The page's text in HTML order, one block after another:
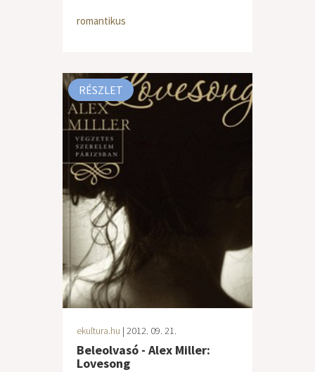
romantikus
RÉSZLET
ekultura.hu | 2012. 09. 21.
Beleolvasó - Alex Miller:
Lovesong